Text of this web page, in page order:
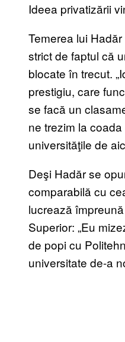
Ideea privatizării
Temerea lui
strict de faptul că
blocate în trecut.
prestigiu, care
se facă un
ne trezim la
universităţile de
Deşi Hadăr se
comparabilă cu
lucrează
Superior: „Eu
de popi cu
universitate de-a